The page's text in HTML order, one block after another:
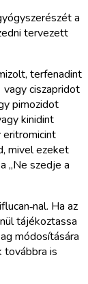
a
tervezett
terfenadint
ciszapridot
pimozidot
kinidint
eritromicint
mivel ezeket
„Ne szedje a
Ha az
tájékoztassa
módosítására
továbbra is